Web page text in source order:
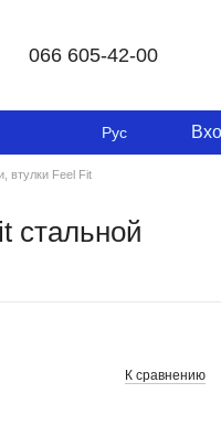
066 605-42-00
Рус
втулки Feel Fit
стальной
К сравнению